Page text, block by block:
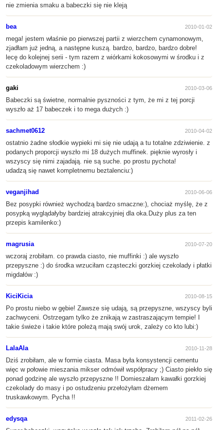
nie zmienia smaku a babeczki się nie kleją
bea 2010-01-02
mega! jestem właśnie po pierwszej partii z wierzchem cynamonowym,
zjadłam już jedną, a następne kuszą. bardzo, bardzo, bardzo dobre!
lecę do kolejnej serii - tym razem z wiórkami kokosowymi w środku i z
czekoladowym wierzchem :)
gaki 2010-03-06
Babeczki są świetne, normalnie pyszności z tym, że mi z tej porcji
wyszło aż 17 babeczek i to mega dużych :)
sachmet0612 2010-04-02
ostatnio żadne słodkie wypieki mi się nie udają a tu totalne zdziwienie. z
podanych proporcji wyszło mi 18 dużych muffinek. pięknie wyrosły i
wszyscy się nimi zajadają. nie są suche. po prostu pychota!
udadzą się nawet kompletnemu beztalenciu:)
veganjihad 2010-06-06
Bez posypki również wychodzą bardzo smaczne:), chociaż myślę, że z
posypką wyglądałyby bardziej atrakcyjniej dla oka.Duży plus za ten
przepis kamilenko:)
magrusia 2010-07-20
wczoraj zrobiłam. co prawda ciasto, nie muffinki :) ale wyszło
przepyszne :) do środka wrzuciłam cząsteczki gorzkiej czekolady i płatki
migdałów :)
KiciKicia 2010-08-15
Po prostu niebo w gębie! Zawsze się udają, są przepyszne, wszyscy byli
zachwyceni. Ostrzegam tylko że znikają w zastraszającym tempie! I
takie świeże i takie które poleżą mają swój urok, zależy co kto lubi:)
LalaAla 2010-11-28
Dziś zrobiłam, ale w formie ciasta. Masa była konsystencji cementu
więc w połowie mieszania mikser odmówił współpracy ;) Ciasto piekło się
ponad godzinę ale wyszło przepyszne !! Domieszałam kawałki gorzkiej
czekolady do masy i po ostudzeniu przełożyłam dżemem
truskawkowym. Pycha !!
edysqa 2011-02-26